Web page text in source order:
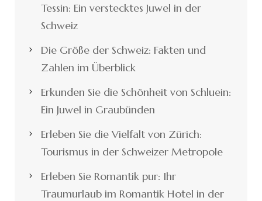
Tessin: Ein verstecktes Juwel in der
Schweiz
Die Größe der Schweiz: Fakten und
Zahlen im Überblick
Erkunden Sie die Schönheit von Schluein:
Ein Juwel in Graubünden
Erleben Sie die Vielfalt von Zürich:
Tourismus in der Schweizer Metropole
Erleben Sie Romantik pur: Ihr
Traumurlaub im Romantik Hotel in der